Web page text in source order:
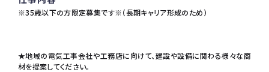
※35歳以下の方限定募集です※（長期キャリア形成のため）
★地域の電気工事会社や工務店に向けて、建設や設備に関わる様々な商
材を提案してください。